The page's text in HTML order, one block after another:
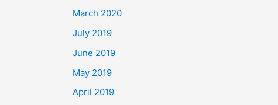
March 2020
July 2019
June 2019
May 2019
April 2019